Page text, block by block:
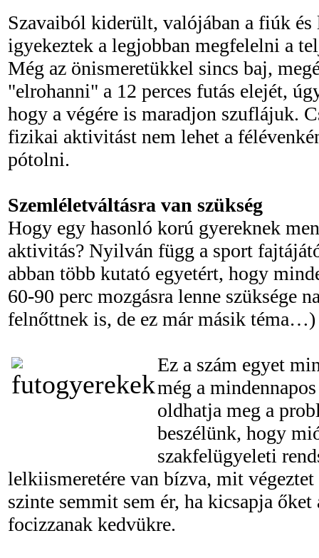
Szavaiból kiderült, valójában a fiúk és
igyekeztek a legjobban megfelelni a
Még az önismeretükkel sincs baj,
"elrohanni" a 12 perces futás elejét,
hogy a végére is maradjon szuflájuk.
fizikai aktivitást nem lehet a
pótolni.
Szemléletváltásra van szükség
Hogy egy hasonló korú gyereknek
aktivitás? Nyilván függ a sport
abban több kutató egyetért, hogy
60-90 perc mozgásra lenne szüksége
felnőttnek is, de ez már másik téma…)
Ez a szám egyet
még a
oldhatja meg a
beszélünk, hogy
szakfelügyeleti
lelkiismeretére van bízva, mit
szinte semmit sem ér, ha kicsapja
focizzanak kedvükre.